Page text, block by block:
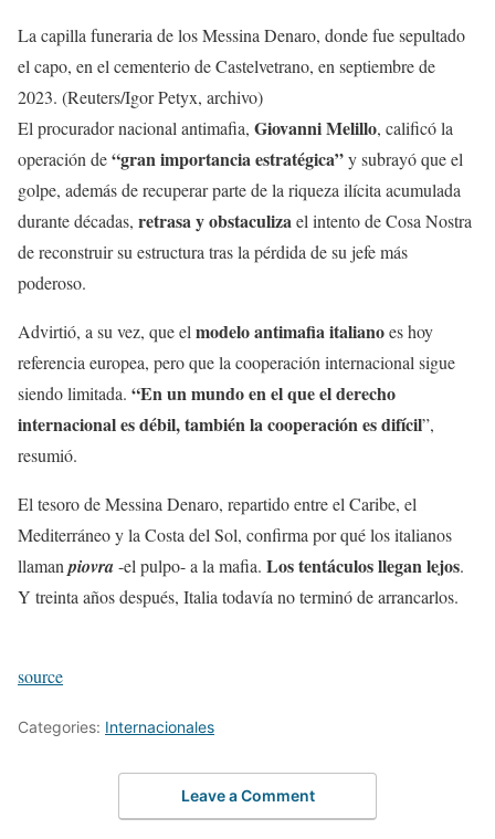
La capilla funeraria de los Messina Denaro, donde fue sepultado
el capo, en el cementerio de Castelvetrano, en septiembre de
2023. (Reuters/Igor Petyx, archivo)
El procurador nacional antimafia, Giovanni Melillo, calificó la
operación de“gran importancia estratégica”y subrayó que el
golpe, además de recuperar parte de la riqueza ilícita acumulada
durante décadas, retrasa y obstaculizael intento de Cosa Nostra
de reconstruir su estructura tras la pérdida de su jefe más
poderoso.
Advirtió, a su vez, que el modelo antimafia italianoes hoy
referencia europea, pero que la cooperación internacional sigue
siendo limitada. “En un mundo en el que el derecho
internacional es débil, también la cooperación es difícil”,
resumió.
El tesoro de Messina Denaro, repartido entre el Caribe, el
Mediterráneo y la Costa del Sol, confirma por qué los italianos
llaman piovra-el pulpo- a la mafia. Los tentáculos llegan lejos.
Y treinta años después, Italia todavía no terminó de arrancarlos.
source
Categories: Internacionales
Leave a Comment